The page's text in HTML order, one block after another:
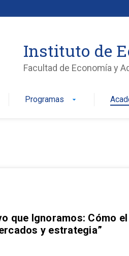
Instituto de
Facultad de Economía y
Programas arrow_drop_down
que Ignoramos: Cómo
y estrategia”